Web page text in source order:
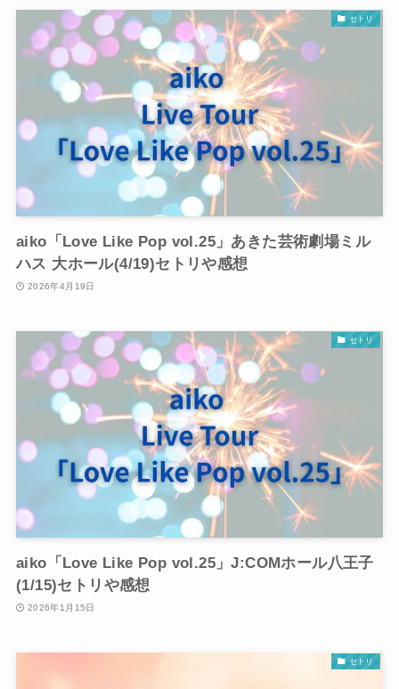
セトリ
aiko「Love Like Pop vol.25」あきた芸術劇場ミル
ハス 大ホール(4/19)セトリや感想
2026年4月19日
セトリ
aiko「Love Like Pop vol.25」J:COMホール八王子
(1/15)セトリや感想
2026年1月15日
セトリ